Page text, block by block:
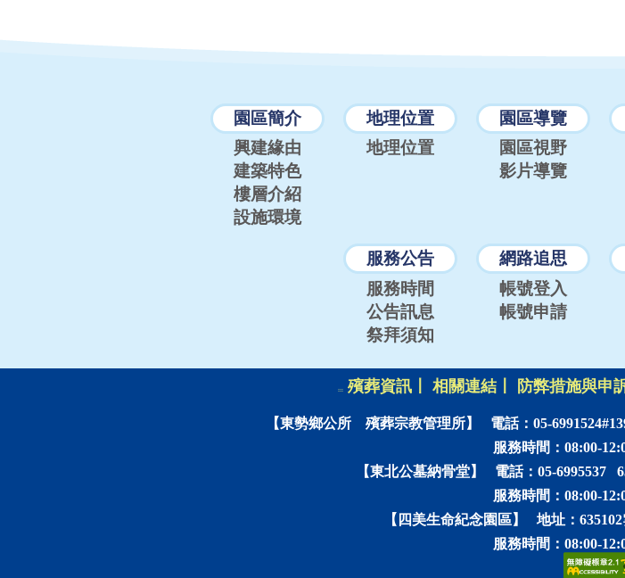
園區簡介
興建緣由
建築特色
樓層介紹
設施環境
地理位置
地理位置
園區導覽
園區視野
影片導覽
服務公告
服務時間
公告訊息
祭拜須知
網路追思
帳號登入
帳號申請
::: 殯葬資訊〡 相關連結〡 防弊措施與申
【東勢鄉公所 殯葬宗教管理所】 電話：05-
服務時間：08:00-
【東北公墓納骨堂】
電話：05-6995537
服務時間：08:00-
【四美生命紀念園區】
地址：
服務時間：08:00-